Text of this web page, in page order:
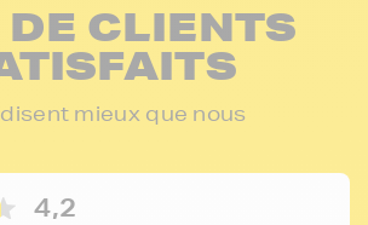
CLIENTS
mieux que nous
4,2